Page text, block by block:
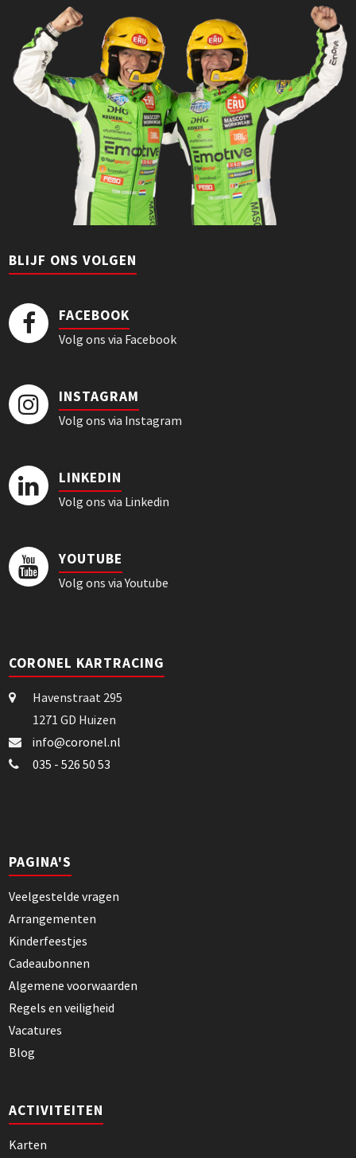
BLIJF ONS VOLGEN
FACEBOOK
Volg ons via Facebook
INSTAGRAM
Volg ons via Instagram
LINKEDIN
Volg ons via Linkedin
YOUTUBE
Volg ons via Youtube
CORONEL KARTRACING
Havenstraat 295
1271 GD Huizen
info@coronel.nl
035 - 526 50 53
PAGINA'S
Veelgestelde vragen
Arrangementen
Kinderfeestjes
Cadeaubonnen
Algemene voorwaarden
Regels en veiligheid
Vacatures
Blog
ACTIVITEITEN
Karten